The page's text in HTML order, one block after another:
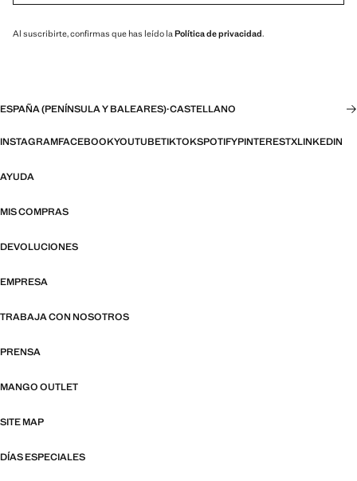
Al suscribirte, confirmas que has leído la Política de privacidad.
ESPAÑA (PENÍNSULA Y BALEARES)·CASTELLANO
INSTAGRAMFACEBOOKYOUTUBETIKTOKSPOTIFYPINTERESTXLINKEDIN
AYUDA
MIS COMPRAS
DEVOLUCIONES
EMPRESA
TRABAJA CON NOSOTROS
PRENSA
MANGO OUTLET
SITE MAP
DÍAS ESPECIALES